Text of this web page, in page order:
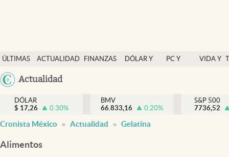
ÚLTIMAS
NOTICIAS
ACTUALIDAD
FINANZAS
DÓLAR Y
PC Y
VIDA Y
México
Actualidad
Actualidad
Finanzas y economía
Dólar y mercados
DÓLAR
$ 17,26 0.30%
BMV
66.833,16
0.20%
S&P 500
7736,52
Cronista México Actualidad Gelatina
Alimentos